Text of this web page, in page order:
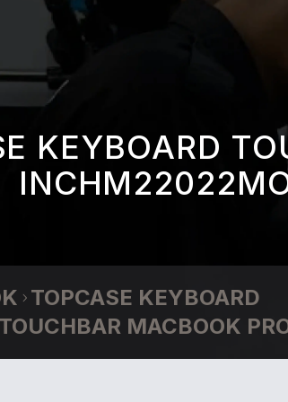
KEYBOARD
TOPCASE KEYBOARD
MACBOOK